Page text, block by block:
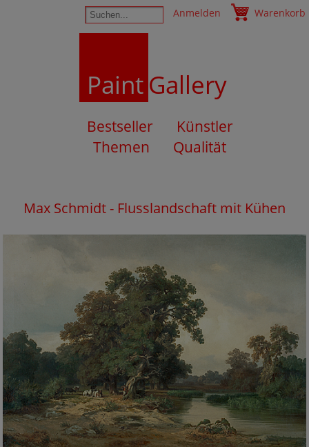
Anmelden Warenkorb
PaintGallery
Bestseller
Künstler
Themen
Qualität
Max Schmidt - Flusslandschaft mit Kühen